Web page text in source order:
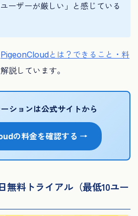
ーザーが厳しい」と感じている
PigeonCloudとは？できること・料
説しています。
ションは公式サイトから
の料金を確認する →
無料トライアル（最低10ユー